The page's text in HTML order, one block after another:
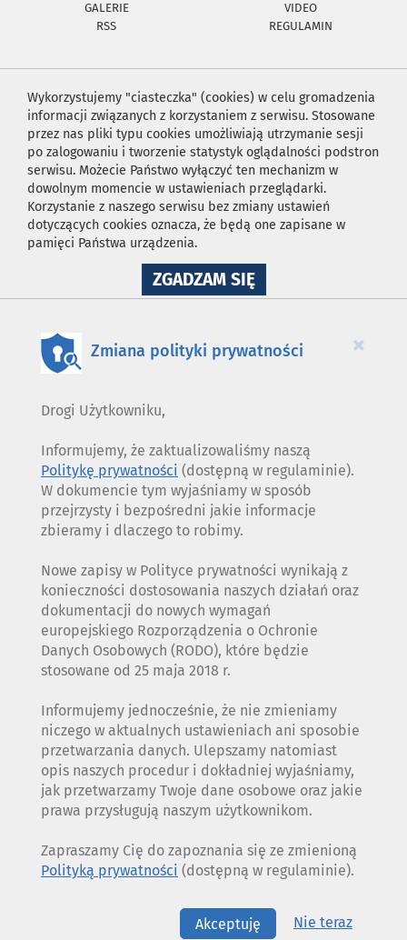
GALERIE
VIDEO
RSS
REGULAMIN
Wykorzystujemy "ciasteczka" (cookies) w celu gromadzenia
informacji związanych z korzystaniem z serwisu. Stosowane
przez nas pliki typu cookies umożliwiają utrzymanie sesji
po zalogowaniu i tworzenie statystyk oglądalności podstron
serwisu. Możecie Państwo wyłączyć ten mechanizm w
dowolnym momencie w ustawieniach przeglądarki.
Korzystanie z naszego serwisu bez zmiany ustawień
dotyczących cookies oznacza, że będą one zapisane w
pamięci Państwa urządzenia.
ZGADZAM SIĘNA
WYKORZYSTANIE
×
Zmiana polityki prywatności
Drogi Użytkowniku,
Informujemy, że zaktualizowaliśmy naszą
Politykę prywatności (dostępną w regulaminie).
W dokumencie tym wyjaśniamy w sposób
przejrzysty i bezpośredni jakie informacje
zbieramy i dlaczego to robimy.
Nowe zapisy w Polityce prywatności wynikają z
konieczności dostosowania naszych działań oraz
dokumentacji do nowych wymagań
europejskiego Rozporządzenia o Ochronie
Danych Osobowych (RODO), które będzie
stosowane od 25 maja 2018 r.
Informujemy jednocześnie, że nie zmieniamy
niczego w aktualnych ustawieniach ani sposobie
przetwarzania danych. Ulepszamy natomiast
opis naszych procedur i dokładniej wyjaśniamy,
jak przetwarzamy Twoje dane osobowe oraz jakie
prawa przysługują naszym użytkownikom.
Zapraszamy Cię do zapoznania się ze zmienioną
Polityką prywatności (dostępną w regulaminie).
Akceptuję Nie teraz